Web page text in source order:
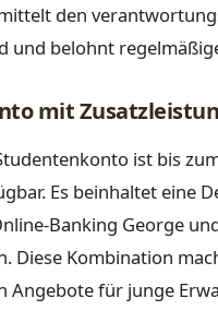
den
und belohnt
mit
ist bis
Es beinhaltet eine
Banking George
Diese Kombination
Angebote für junge